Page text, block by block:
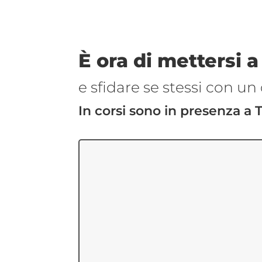
È ora di mettersi
e sfidare se stessi con
In corsi sono in presenza a